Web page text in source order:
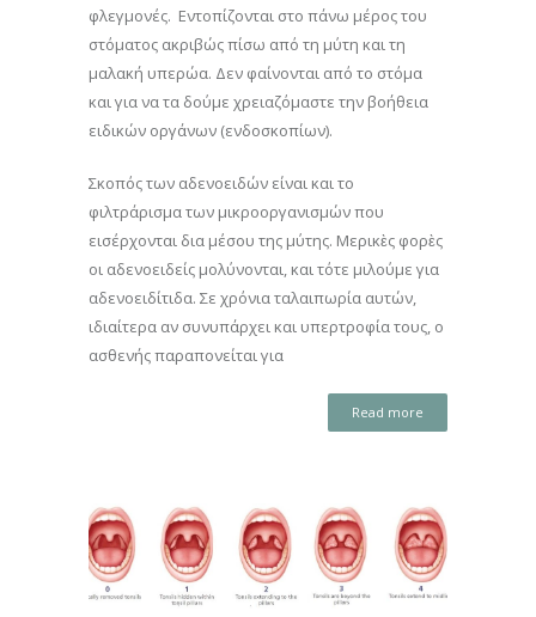
φλεγμονές. Εντοπίζονται στο πάνω μέρος του
στόματος ακριβώς πίσω από τη μύτη και τη
μαλακή υπερώα. Δεν φαίνονται από το στόμα
και για να τα δούμε χρειαζόμαστε την βοήθεια
ειδικών οργάνων (ενδοσκοπίων).
Σκοπός των αδενοειδών είναι και το
φιλτράρισμα των μικροοργανισμών που
εισέρχονται δια μέσου της μύτης. Μερικὲς φορὲς
οι αδενοειδείς μολύνονται, και τότε μιλούμε για
αδενοειδίτιδα. Σε χρόνια ταλαιπωρία αυτών,
ιδιαίτερα αν συνυπάρχει και υπερτροφία τους, ο
ασθενής παραπονείται για
Read more